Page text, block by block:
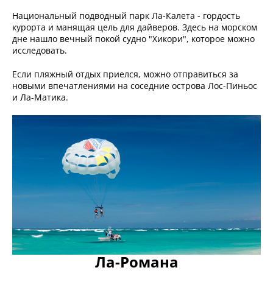
Национальный подводный парк Ла-Калета - гордость
курорта и манящая цель для дайверов. Здесь на морском
дне нашло вечный покой судно "Хикори", которое можно
исследовать.
Если пляжный отдых приелся, можно отправиться за
новыми впечатлениями на соседние острова Лос-Пиньос
и Ла-Матика.
Ла-Романа